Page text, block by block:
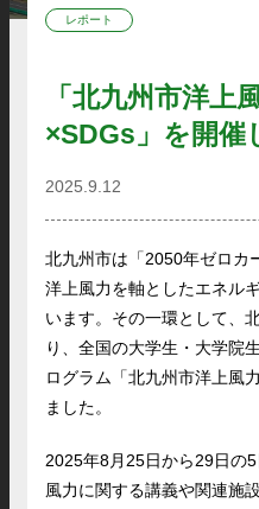
レポート
「北九州市洋上
×SDGs」を開催
2025.9.12
北九州市は「2050年ゼロカ
洋上風力を軸としたエネル
います。その一環として、
り、全国の大学生・大学院
ログラム「北九州市洋上風
ました。
2025年8月25日から29日の
風力に関する講義や関連施